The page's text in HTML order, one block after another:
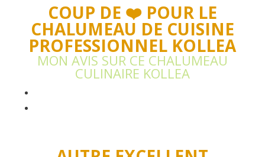
COUP DE ❤️ POUR LE
CHALUMEAU DE CUISINE
PROFESSIONNEL KOLLEA
MON AVIS SUR CE CHALUMEAU
CULINAIRE KOLLEA